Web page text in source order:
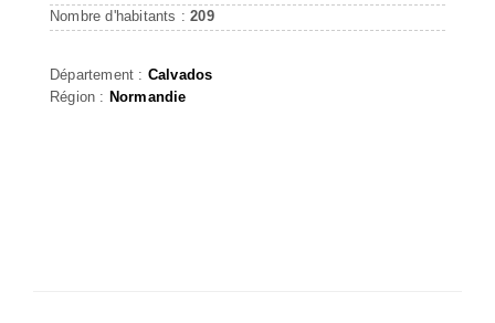
Nombre d'habitants :209
Département : Calvados
Région : Normandie